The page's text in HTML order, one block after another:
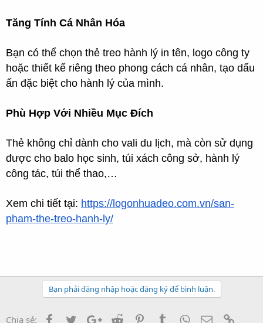
Tăng Tính Cá Nhân Hóa
Bạn có thể chọn thẻ treo hành lý in tên, logo công ty
hoặc thiết kế riêng theo phong cách cá nhân, tạo dấu
ấn đặc biệt cho hành lý của mình.
Phù Hợp Với Nhiều Mục Đích
Thẻ không chỉ dành cho vali du lịch, mà còn sử dụng
được cho balo học sinh, túi xách công sở, hành lý
công tác, túi thể thao,…
Xem chi tiết tại: https://logonhuadeo.com.vn/san-
pham-the-treo-hanh-ly/
Bạn phải đăng nhập hoặc đăng ký để bình luận.
Chia sẻ: FacebookTwitterGoogle+
Reddit PinterestTumblrWhatsApp
Email